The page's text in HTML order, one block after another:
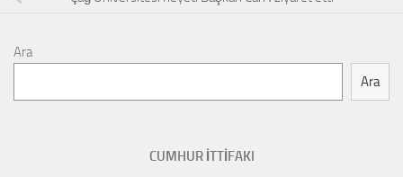
Ara
Ara
CUMHUR İTTİFAKI